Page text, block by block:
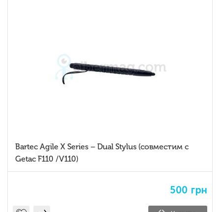
Bartec Agile X Series – Dual Stylus (совместим с
Getac F110 /V110)
500 грн